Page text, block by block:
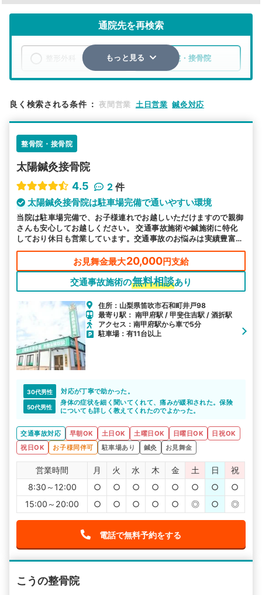
通院先を再検索
整骨院・接骨院
検索する
駅から探す 院名から探す
もっと見る
良く検索される条件 ： 夜間営業 土日営業 鍼灸対応
整骨院・接骨院
太陽鍼灸接骨院
4.5
2 件
太陽鍼灸接骨院は駐車場完備で通いやすい環境
当院は駐車場完備で、お子様連れでお越しいただけますので親御
さんも安心してお越しください。 交通事故施術や鍼施術に特化
しており休日も営業しています。交通事故のお悩みは実績豊富な
当院へお任せください。
お見舞金最大20,000円支給
交通事故施術の無料相談あり
住所：山梨県笛吹市石和町井戸98
最寄り駅： 南甲府駅 / 甲斐住吉駅 / 酒折駅
アクセス：南甲府駅から車で5分
駐車場：有11台以上
30代男性 対応が丁寧で助かった。
50代男性
身体の症状を細く聞いてくれて、痛みが緩和された。保険
についても詳しく教えてくれたのでよかった。
交通事故対応 早朝OK 土日OK 土曜日OK 日曜日OK
日祝OK
祝日OK
お子様同伴可 駐車場あり 鍼灸 お見舞金
営業時間 月 火 水 木 金 土 日
祝
8:30～12:00
○ ○ ○ ○ ○ ○ ○
○
15:00～20:00
○ ○ ○ ○ ○ ◎ ○ ◎
電話で無料予約をする
こうの整骨院